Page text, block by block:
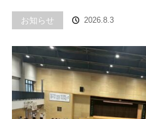
お知らせ 2026.8.3